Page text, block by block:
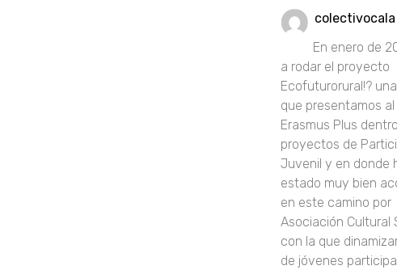
colectivocala
En enero de
a rodar el proyecto
Ecofuturorural!?
que presentamos
Erasmus Plus
proyectos de
Juvenil y en donde
estado muy bien
en este camino por
Asociación Cultural
con la que
de jóvenes